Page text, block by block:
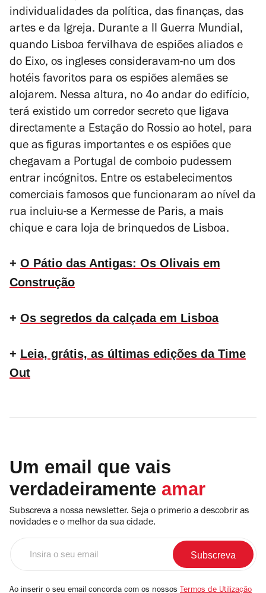
individualidades da política, das finanças, das
artes e da Igreja. Durante a II Guerra Mundial,
quando Lisboa fervilhava de espiões aliados e
do Eixo, os ingleses consideravam-no um dos
hotéis favoritos para os espiões alemães se
alojarem. Nessa altura, no 4o andar do edifício,
terá existido um corredor secreto que ligava
directamente a Estação do Rossio ao hotel, para
que as figuras importantes e os espiões que
chegavam a Portugal de comboio pudessem
entrar incógnitos. Entre os estabelecimentos
comerciais famosos que funcionaram ao nível da
rua incluiu-se a Kermesse de Paris, a mais
chique e cara loja de brinquedos de Lisboa.
+ O Pátio das Antigas: Os Olivais em
Construção
+ Os segredos da calçada em Lisboa
+ Leia, grátis, as últimas edições da Time
Out
Um email que vais
verdadeiramente amar
Subscreva a nossa newsletter. Seja o primerio a descobrir as
novidades e o melhor da sua cidade.
email
Ao inserir o seu email concorda com os nossos Termos de Utilização